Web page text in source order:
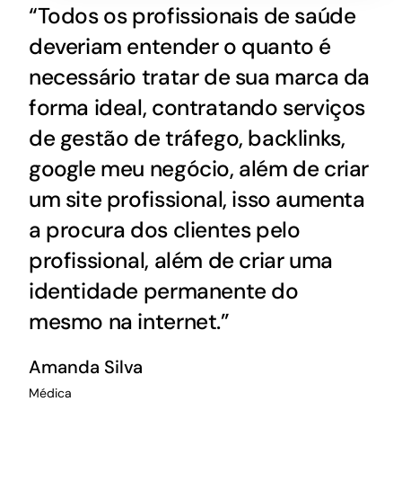
“Todos os profissionais de saúde
deveriam entender o quanto é
necessário tratar de sua marca da
forma ideal, contratando serviços
de gestão de tráfego, backlinks,
google meu negócio, além de criar
um site profissional, isso aumenta
a procura dos clientes pelo
profissional, além de criar uma
identidade permanente do
mesmo na internet.”
Amanda Silva
Médica